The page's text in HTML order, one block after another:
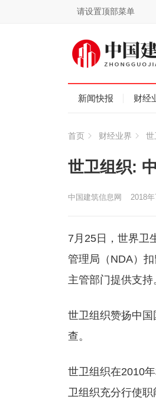
请设置顶部菜单
新闻快报 财经
首页 财经业界 世
世卫组织:
中国建筑信息网 2018
7月25日，世界卫
管理局（NDA）
主管部门提供支持
世卫组织赞扬中
查。
世卫组织在2010
卫组织充分行使职